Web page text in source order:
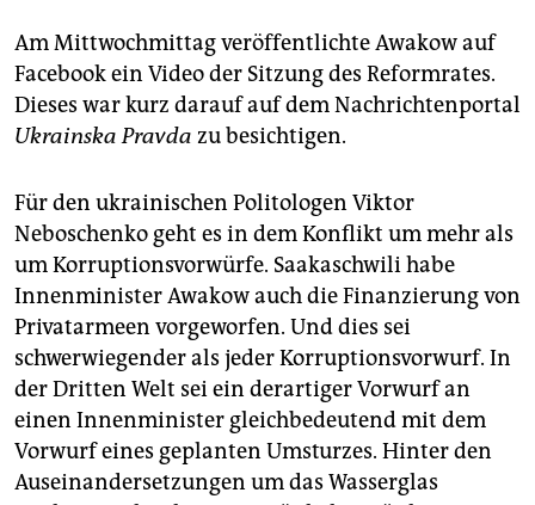
Am Mittwochmittag veröffentlichte Awakow auf
Facebook ein Video der Sitzung des Reformrates.
Dieses war kurz darauf auf dem Nachrichtenportal
Ukrainska Pravda zu besichtigen.
Für den ukrainischen Politologen Viktor
Neboschenko geht es in dem Konflikt um mehr als
um Korruptionsvorwürfe. Saakaschwili habe
Innenminister Awakow auch die Finanzierung von
Privatarmeen vorgeworfen. Und dies sei
schwerwiegender als jeder Korruptionsvorwurf. In
der Dritten Welt sei ein derartiger Vorwurf an
einen Innenminister gleichbedeutend mit dem
Vorwurf eines geplanten Umsturzes. Hinter den
Auseinandersetzungen um das Wasserglas